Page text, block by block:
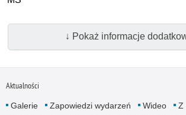
↓ Pokaż informacje
Aktualności
Galerie Zapowiedzi wydarzeń Wideo
Z